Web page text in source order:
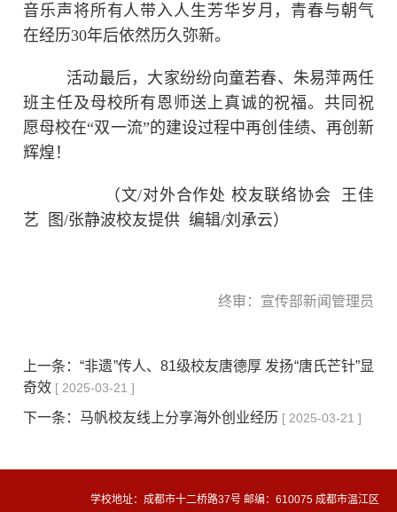
音乐声将所有人带入人生芳华岁月，青春与朝气
在经历30年后依然历久弥新。
活动最后，大家纷纷向童若春、朱易萍两任
班主任及母校所有恩师送上真诚的祝福。共同祝
愿母校在“双一流”的建设过程中再创佳绩、再创新
辉煌！
（文/对外合作处 校友联络协会 王佳
艺 图/张静波校友提供 编辑/刘承云）
终审：宣传部新闻管理员
上一条：“非遗”传人、81级校友唐德厚 发扬“唐氏芒针”显
奇效 [ 2025-03-21 ]
下一条： 马帆校友线上分享海外创业经历 [ 2025-03-21 ]
学校地址：成都市十二桥路37号 邮编：610075 成都市温江区